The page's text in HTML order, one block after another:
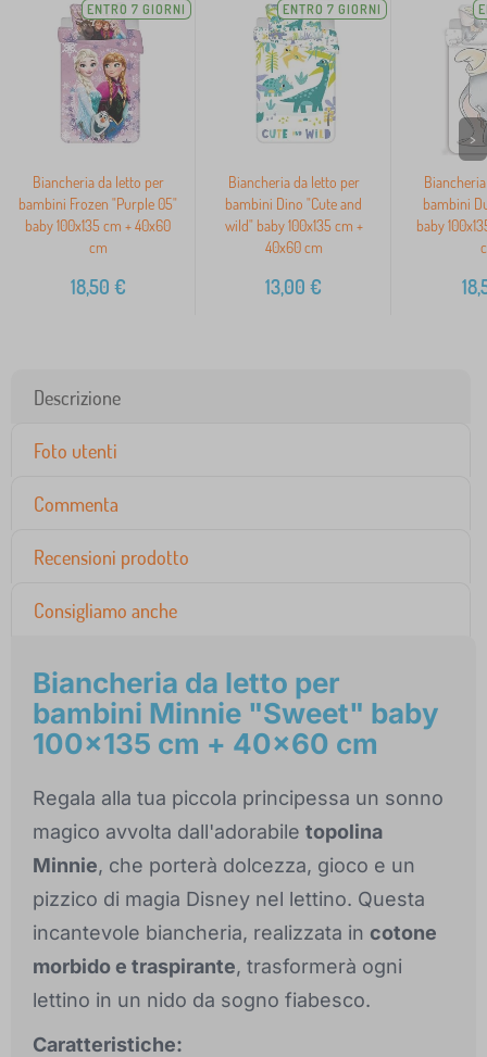
ENTRO 7 GIORNI
Biancheria da letto per
bambini Frozen "Purple 05"
baby 100x135 cm + 40x60
cm
18,50 €
ENTRO 7 GIORNI
Biancheria da letto per
bambini Dino "Cute and
wild" baby 100x135 cm +
40x60 cm
13,00 €
bambini
baby
>
Descrizione
Foto utenti
Commenta
Recensioni prodotto
Consigliamo anche
Biancheria da letto per
bambini Minnie "Sweet" baby
100x135 cm + 40x60 cm
Regala alla tua piccola principessa un sonno
magico avvolta dall'adorabile topolina
Minnie, che porterà dolcezza, gioco e un
pizzico di magia Disney nel lettino. Questa
incantevole biancheria, realizzata in cotone
morbido e traspirante, trasformerà ogni
lettino in un nido da sogno fiabesco.
Caratteristiche: